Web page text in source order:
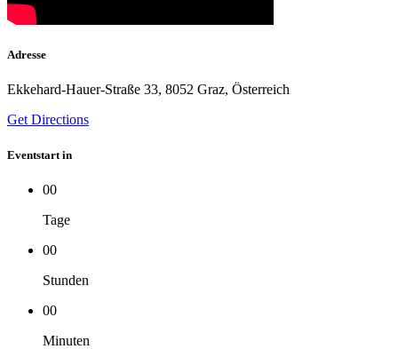
Adresse
Ekkehard-Hauer-Straße 33, 8052 Graz, Österreich
Get Directions
Eventstart in
00
Tage
00
Stunden
00
Minuten